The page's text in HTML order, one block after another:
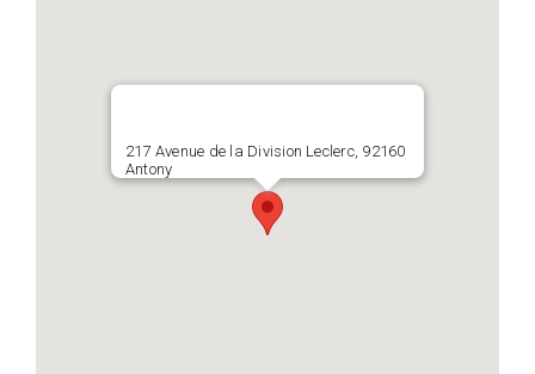
217 Avenue de la Division Leclerc, 92160
Antony